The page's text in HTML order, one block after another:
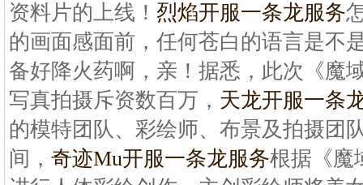
资料片的上线！ 烈焰开服一条龙服务
的画面感面前，任何苍白的语言是不
备好降火药啊，亲！据悉，此次《魔
写真拍摄斥资数百万， 天龙开服一条
的模特团队、彩绘师、布景及拍摄团
间， 奇迹Mu开服一条龙服务根据《魔